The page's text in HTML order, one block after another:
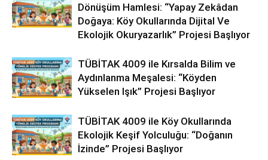
Dönüşüm Hamlesi: “Yapay Zekâdan
Doğaya: Köy Okullarında Dijital Ve
Ekolojik Okuryazarlık” Projesi Başlıyor
TÜBİTAK 4009 ile Kırsalda Bilim ve
Aydınlanma Meşalesi: “Köyden
Yükselen Işık” Projesi Başlıyor
TÜBİTAK 4009 ile Köy Okullarında
Ekolojik Keşif Yolculuğu: “Doğanın
İzinde” Projesi Başlıyor